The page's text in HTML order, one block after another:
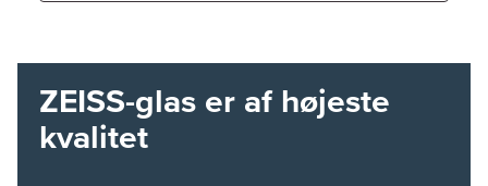
ZEISS-glas er af højeste
kvalitet